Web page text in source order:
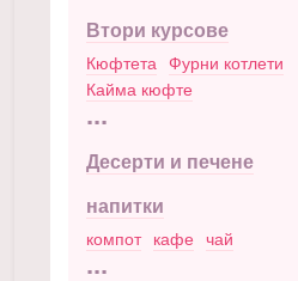
Втори курсове
Кюфтета
Фурни котлети
Кайма кюфте
...
Десерти и печене
напитки
компот кафе чай
...